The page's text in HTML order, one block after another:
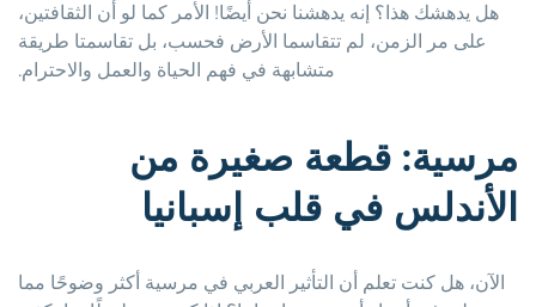
هل يدهشك هذا؟ إنه يدهشنا نحن أيضًا! الأمر كما لو أن الثقافتين،
على مر الزمن، لم تتقاسما الأرض فحسب، بل تقاسمتا طريقة
متشابهة في فهم الحياة والعمل والاحترام.
مرسية: قطعة صغيرة من
الأندلس في قلب إسبانيا
الآن، هل كنت تعلم أن التأثير العربي في مرسية أكثر وضوحًا مما